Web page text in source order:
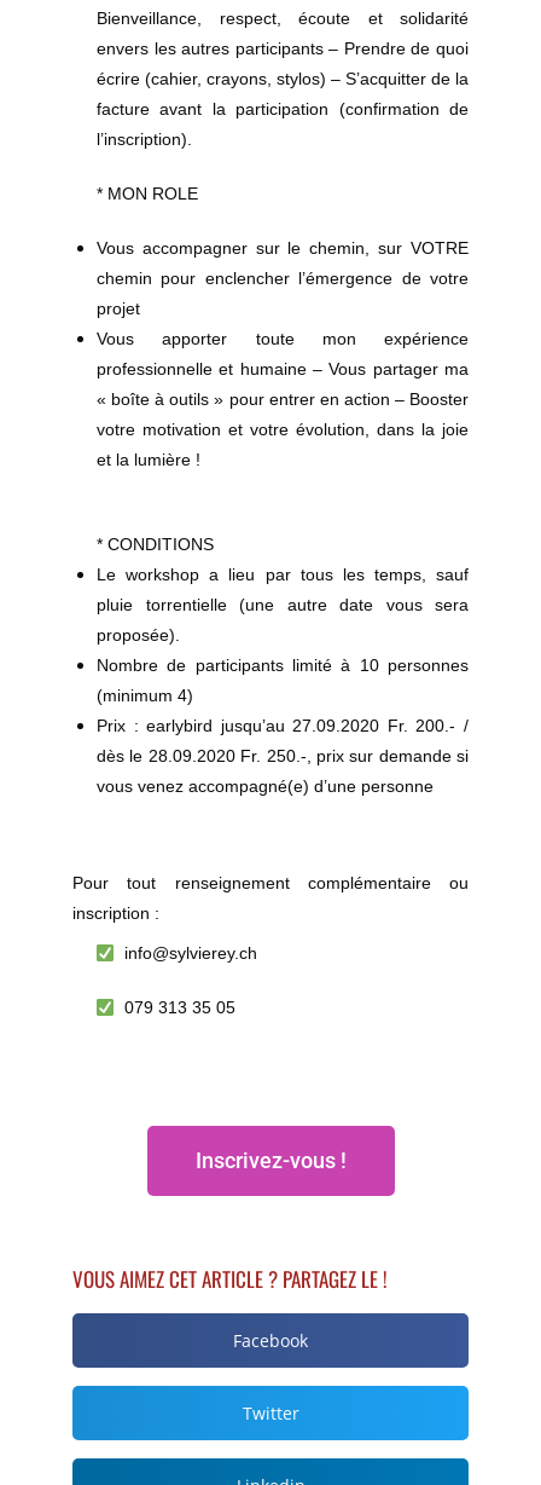
Bienveillance, respect, écoute et solidarité
envers les autres participants – Prendre de quoi
écrire (cahier, crayons, stylos) – S’acquitter de la
facture avant la participation (confirmation de
l’inscription).
* MON ROLE
Vous accompagner sur le chemin, sur VOTRE
chemin pour enclencher l’émergence de votre
projet
Vous apporter toute mon expérience
professionnelle et humaine – Vous partager ma
« boîte à outils » pour entrer en action – Booster
votre motivation et votre évolution, dans la joie
et la lumière !
* CONDITIONS
Le workshop a lieu par tous les temps, sauf
pluie torrentielle (une autre date vous sera
proposée).
Nombre de participants limité à 10 personnes
(minimum 4)
Prix : earlybird jusqu’au 27.09.2020 Fr. 200.- /
dès le 28.09.2020 Fr. 250.-, prix sur demande si
vous venez accompagné(e) d’une personne
Pour tout renseignement complémentaire ou
inscription :
info@sylvierey.ch
079 313 35 05
Inscrivez-vous !
VOUS AIMEZ CET ARTICLE ? PARTAGEZ LE !
Facebook
Twitter